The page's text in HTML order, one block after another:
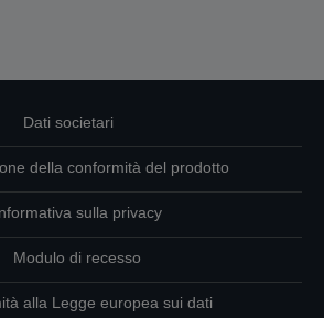
Dati societari
della conformità del prodotto
sulla privacy
Modulo di recesso
alla Legge europea sui dati